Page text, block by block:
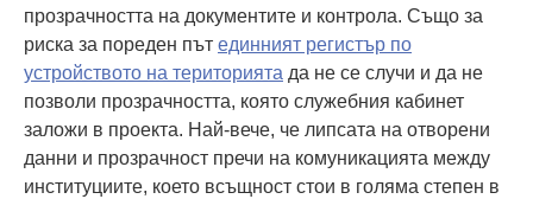
прозрачността на документите и контрола. Също за
риска за пореден път единният регистър по
устройството на територията да не се случи и да не
позволи прозрачността, която служебния кабинет
заложи в проекта. Най-вече, че липсата на отворени
данни и прозрачност пречи на комуникацията между
институциите, което всъщност стои в голяма степен в